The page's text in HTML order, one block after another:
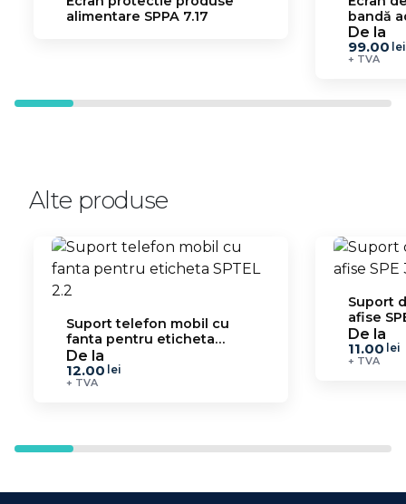
alimentare SPPA 7.17
bandă
De la
99.00 lei
+ TVA
Alte produse
Suport telefon mobil cu
fanta pentru eticheta
SPTEL 2.2
De la
12.00 lei
+ TVA
Suport
afise
De la
11.00 lei
+ TVA